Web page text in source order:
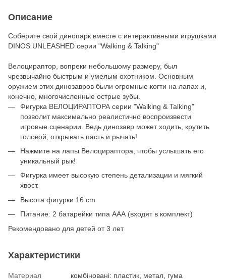
Описание
Соберите свой динопарк вместе с интерактивными игрушками
DINOS UNLEASHED серии "Walking & Talking"
Велоцираптор, вопреки небольшому размеру, был
чрезвычайно быстрым и умелым охотником. Основным
оружием этих динозавров были огромные когти на лапах и,
конечно, многочисленные острые зубы.
Фигурка ВЕЛОЦИРАПТОРА серии "Walking & Talking"
позволит максимально реалистично воспроизвести
игровые сценарии. Ведь динозавр может ходить, крутить
головой, открывать пасть и рычать!
Нажмите на лапы Велоцираптора, чтобы услышать его
уникальный рык!
Фигурка имеет высокую степень детализации и мягкий
хвост.
Высота фигурки 16 cm
Питание: 2 батарейки типа ААА (входят в комплект)
Рекомендовано для детей от 3 лет
Характеристики
Материал
комбіновані: пластик, метал, гума